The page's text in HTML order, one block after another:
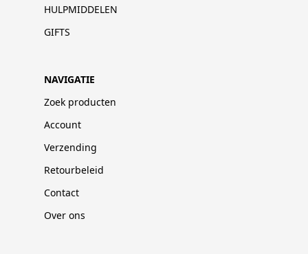
HULPMIDDELEN
GIFTS
NAVIGATIE
Zoek producten
Account
Verzending
Retourbeleid
Contact
Over ons